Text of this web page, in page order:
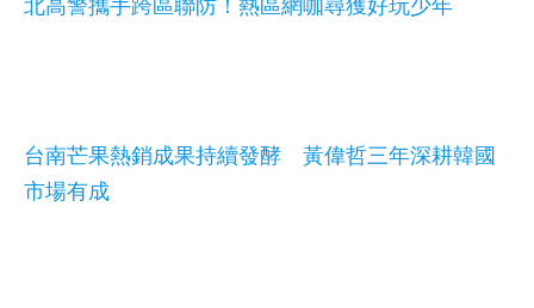
北高警攜手跨區聯防！熱區網咖尋獲好玩少年
台南芒果熱銷成果持續發酵 黃偉哲三年深耕韓國
市場有成